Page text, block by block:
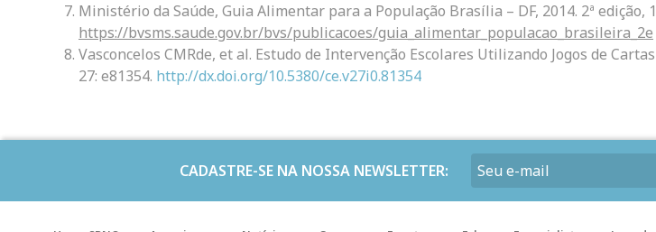
Ministério da Saúde, Guia Alimentar para a População Brasília – DF, 2014. 2ª edição,
https://bvsms.saude.gov.br/bvs/publicacoes/guia_alimentar_populacao_brasileira_2e
Vasconcelos CMRde, et al. Estudo de Intervenção Escolares Utilizando Jogos de
27: e81354. http://dx.doi.org/10.5380/ce.v27i0.81354
CADASTRE-SE NA NOSSA NEWSLETTER: